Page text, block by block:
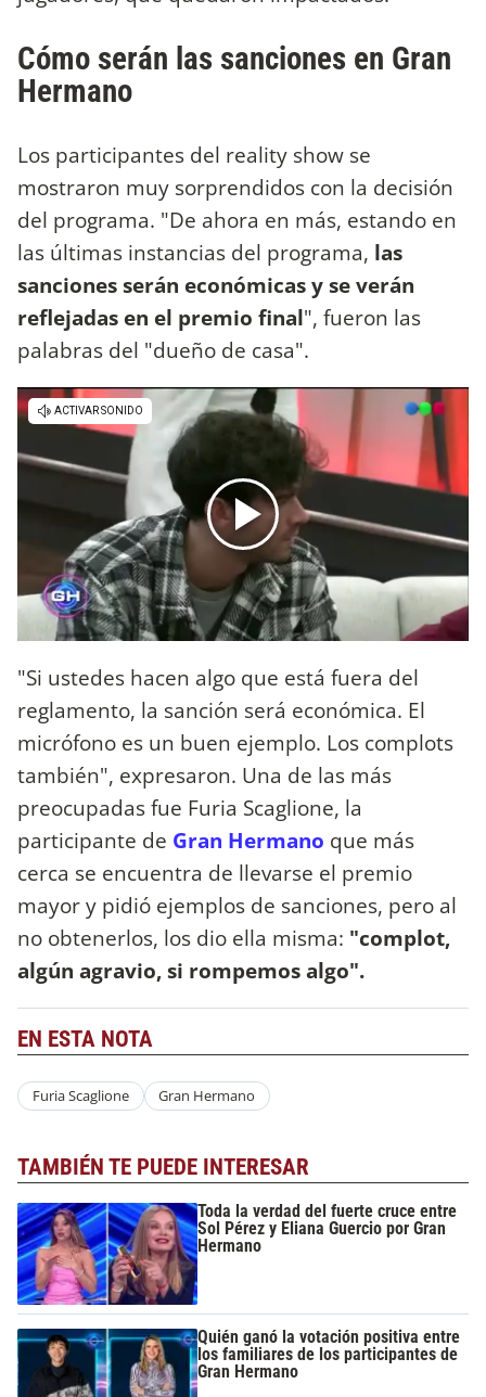
Cómo serán las sanciones en Gran
Hermano
Los participantes del reality show se
mostraron muy sorprendidos con la decisión
del programa. "De ahora en más, estando en
las últimas instancias del programa, las
sanciones serán económicas y se verán
reflejadas en el premio final", fueron las
palabras del "dueño de casa".
"Si ustedes hacen algo que está fuera del
reglamento, la sanción será económica. El
micrófono es un buen ejemplo. Los complots
también", expresaron. Una de las más
preocupadas fue Furia Scaglione, la
participante de Gran Hermano que más
cerca se encuentra de llevarse el premio
mayor y pidió ejemplos de sanciones, pero al
no obtenerlos, los dio ella misma: "complot,
algún agravio, si rompemos algo".
EN ESTA NOTA
Furia Scaglione Gran Hermano
TAMBIÉN TE PUEDE INTERESAR
Toda la verdad del fuerte cruce entre
Sol Pérez y Eliana Guercio por Gran
Hermano
Quién ganó la votación positiva entre
los familiares de los participantes de
Gran Hermano